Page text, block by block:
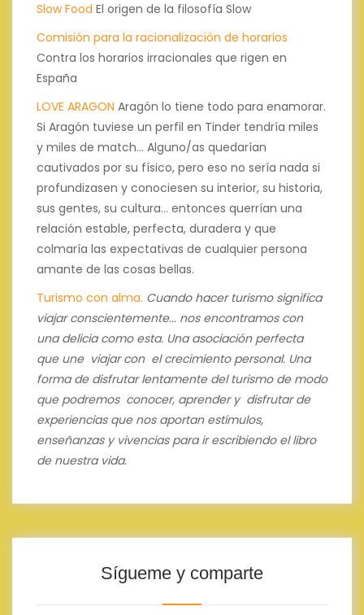
Slow Food El origen de la filosofía Slow
Comisión para la racionalización de horarios
Contra los horarios irracionales que rigen en
España
LOVE ARAGON Aragón lo tiene todo para enamorar.
Si Aragón tuviese un perfil en Tinder tendría miles
y miles de match... Alguno/as quedarían
cautivados por su físico, pero eso no sería nada si
profundizasen y conociesen su interior, su historia,
sus gentes, su cultura... entonces querrían una
relación estable, perfecta, duradera y que
colmaría las expectativas de cualquier persona
amante de las cosas bellas.
Turismo con alma. Cuando hacer turismo significa
viajar conscientemente... nos encontramos con
una delicia como esta. Una asociación perfecta
que une viajar con el crecimiento personal. Una
forma de disfrutar lentamente del turismo de modo
que podremos conocer, aprender y disfrutar de
experiencias que nos aportan estímulos,
enseñanzas y vivencias para ir escribiendo el libro
de nuestra vida.
Sígueme y comparte